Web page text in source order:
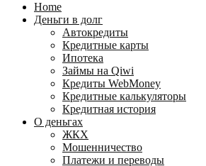
лиц
Home
Деньги в долг
Автокредиты
Кредитные карты
Ипотека
Займы на Qiwi
Кредиты WebMoney
Кредитные калькуляторы
Кредитная история
О деньгах
ЖКХ
Мошенничество
Платежи и переводы